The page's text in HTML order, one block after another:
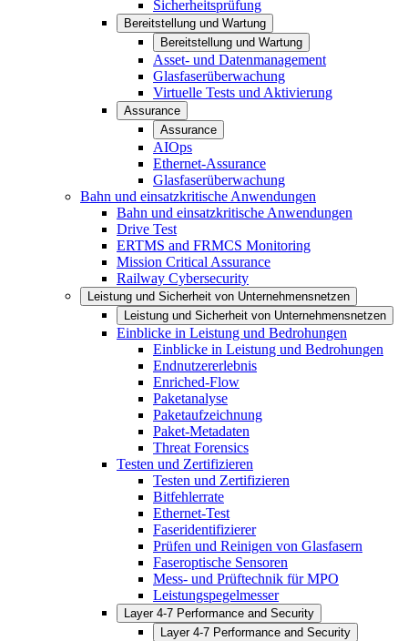
Sicherheitsprüfung
Bereitstellung und Wartung
Bereitstellung und Wartung
Asset- und Datenmanagement
Glasfaserüberwachung
Virtuelle Tests und Aktivierung
Assurance
Assurance
AIOps
Ethernet-Assurance
Glasfaserüberwachung
Bahn und einsatzkritische Anwendungen
Bahn und einsatzkritische Anwendungen
Drive Test
ERTMS and FRMCS Monitoring
Mission Critical Assurance
Railway Cybersecurity
Leistung und Sicherheit von Unternehmensnetzen
Leistung und Sicherheit von Unternehmensnetzen
Einblicke in Leistung und Bedrohungen
Einblicke in Leistung und Bedrohungen
Endnutzererlebnis
Enriched-Flow
Paketanalyse
Paketaufzeichnung
Paket-Metadaten
Threat Forensics
Testen und Zertifizieren
Testen und Zertifizieren
Bitfehlerrate
Ethernet-Test
Faseridentifizierer
Prüfen und Reinigen von Glasfasern
Faseroptische Sensoren
Mess- und Prüftechnik für MPO
Leistungspegelmesser
Layer 4-7 Performance and Security
Layer 4-7 Performance and Security